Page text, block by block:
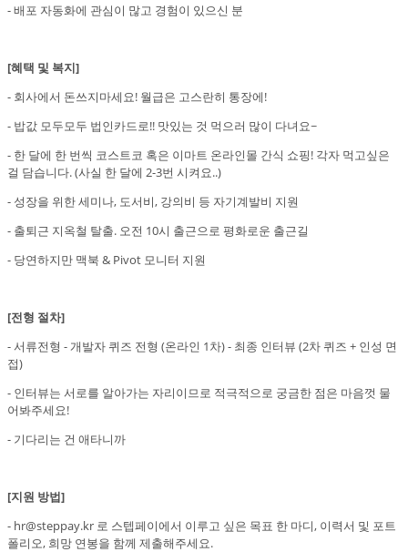
- 배포 자동화에 관심이 많고 경험이 있으신 분
[혜택 및 복지]
- 회사에서 돈쓰지마세요! 월급은 고스란히 통장에!
- 밥값 모두모두 법인카드로!! 맛있는 것 먹으러 많이 다녀요~
- 한 달에 한 번씩 코스트코 혹은 이마트 온라인몰 간식 쇼핑! 각자 먹고싶은
걸 담습니다. (사실 한 달에 2-3번 시켜요..)
- 성장을 위한 세미나, 도서비, 강의비 등 자기계발비 지원
- 출퇴근 지옥철 탈출. 오전 10시 출근으로 평화로운 출근길
- 당연하지만 맥북 & Pivot 모니터 지원
[전형 절차]
- 서류전형 - 개발자 퀴즈 전형 (온라인 1차) - 최종 인터뷰 (2차 퀴즈 + 인성 면
접)
- 인터뷰는 서로를 알아가는 자리이므로 적극적으로 궁금한 점은 마음껏 물
어봐주세요!
- 기다리는 건 애타니까
[지원 방법]
- hr@steppay.kr 로 스텝페이에서 이루고 싶은 목표 한 마디, 이력서 및 포트
폴리오, 희망 연봉을 함께 제출해주세요.